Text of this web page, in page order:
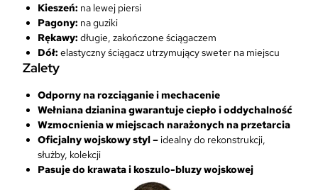
Kieszeń: na lewej piersi
Pagony: na guziki
Rękawy:długie, zakończone ściągaczem
Dół:elastyczny ściągacz utrzymujący sweter na miejscu
Zalety
Odporny na rozciąganie i mechacenie
Wełniana dzianina gwarantuje ciepło i oddychalność
Wzmocnienia w miejscach narażonych na przetarcia
Oficjalny wojskowy styl – idealny do rekonstrukcji,
służby, kolekcji
Pasuje do krawata i koszulo-bluzy wojskowej